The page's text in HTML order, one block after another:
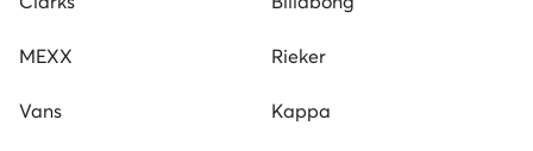
MEXX Rieker
Vans Kappa